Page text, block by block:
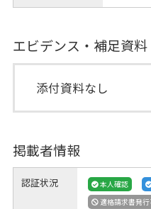
エビデンス・補足資料
添付資料なし
掲載者情報
認証状況 本人確認
適格請求書発